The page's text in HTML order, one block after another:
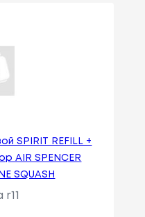
SPIRIT REFILL +
AIR SPENCER
SQUASH